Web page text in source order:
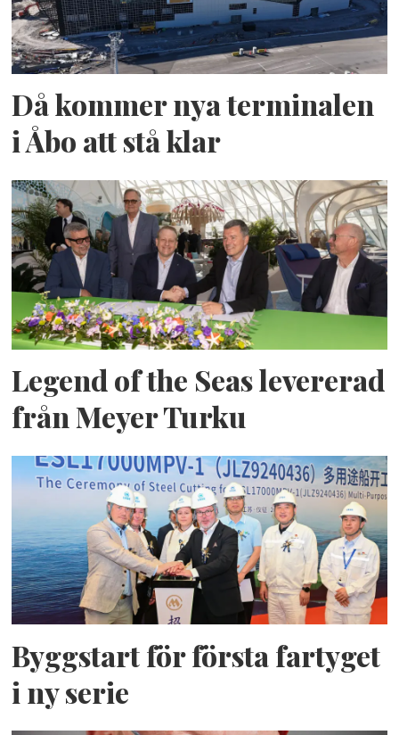
Då kommer nya terminalen
i Åbo att stå klar
Legend of the Seas levererad
från Meyer Turku
Byggstart för första fartyget
i ny serie